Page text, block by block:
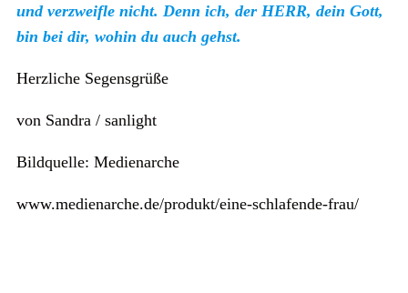
und verzweifle nicht. Denn ich, der HERR, dein Gott,
bin bei dir, wohin du auch gehst.
Herzliche Segensgrüße
von Sandra / sanlight
Bildquelle: Medienarche
www.medienarche.de/produkt/eine-schlafende-frau/